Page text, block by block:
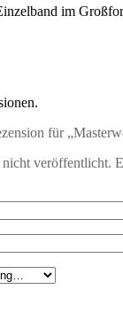
im
für
veröffentlicht.